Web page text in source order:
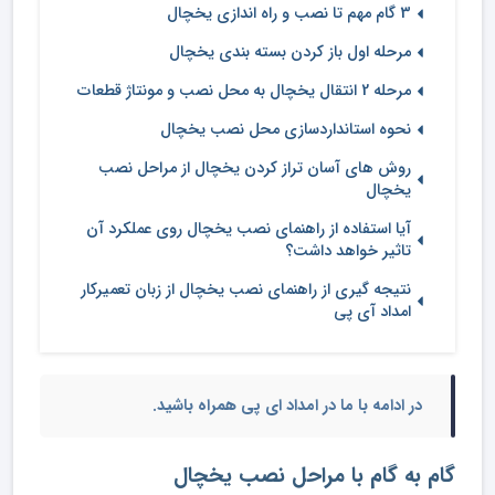
3 گام مهم تا نصب و راه اندازی یخچال
مرحله اول باز کردن بسته بندی یخچال
مرحله 2 انتقال یخچال به محل نصب و مونتاژ قطعات
نحوه استانداردسازی محل نصب یخچال
روش های آسان تراز کردن یخچال از مراحل نصب
یخچال
آیا استفاده از راهنمای نصب یخچال روی عملکرد آن
تاثیر خواهد داشت؟
نتیجه گیری از راهنمای نصب یخچال از زبان تعمیرکار
امداد آی پی
در ادامه با ما در امداد ای پی همراه باشید.
گام به گام با مراحل نصب یخچال